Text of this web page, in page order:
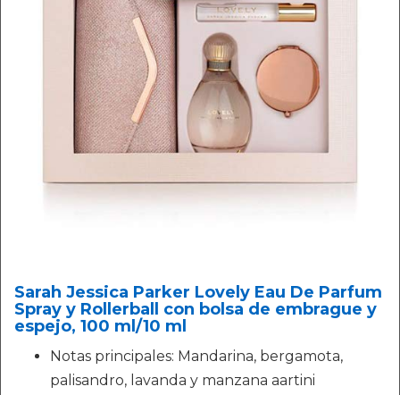
Sarah Jessica Parker Lovely Eau De Parfum
Spray y Rollerball con bolsa de embrague y
espejo, 100 ml/10 ml
Notas principales: Mandarina, bergamota,
palisandro, lavanda y manzana aartini